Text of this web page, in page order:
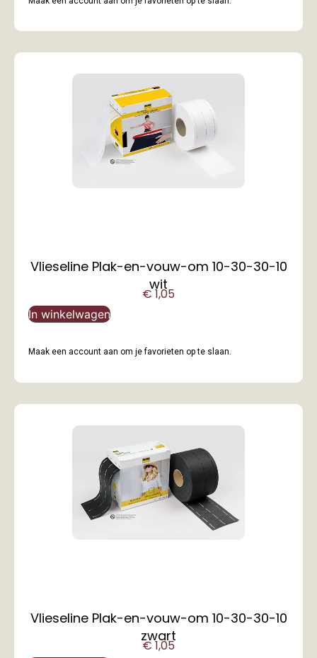
Vlieseline Plak-en-vouw-om 10-30-30-10
wit
€1,05
In winkelwagen
Maak een account aan om je favorieten op te slaan.
Vlieseline Plak-en-vouw-om 10-30-30-10
zwart
€1,05